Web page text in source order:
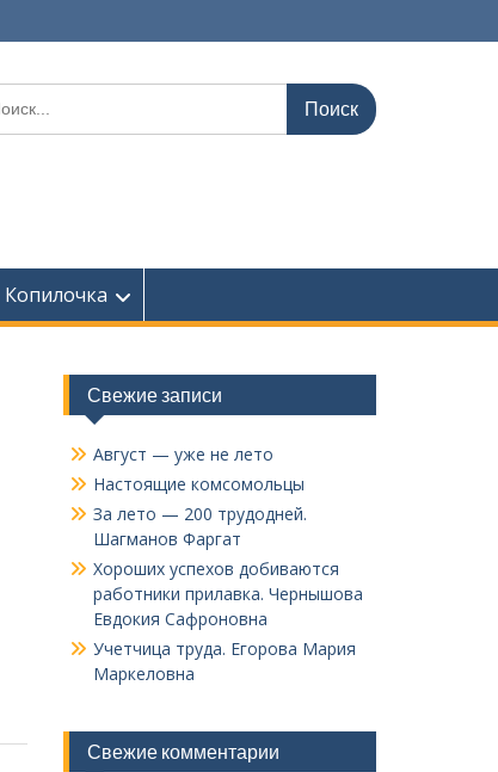
Копилочка
Свежие записи
Август — уже не лето
Настоящие комсомольцы
За лето — 200 трудодней.
Шагманов Фаргат
Хороших успехов добиваются
работники прилавка. Чер­нышова
Евдокия Сафроновна
Учетчица труда. Его­рова Мария
Маркеловна
Свежие комментарии